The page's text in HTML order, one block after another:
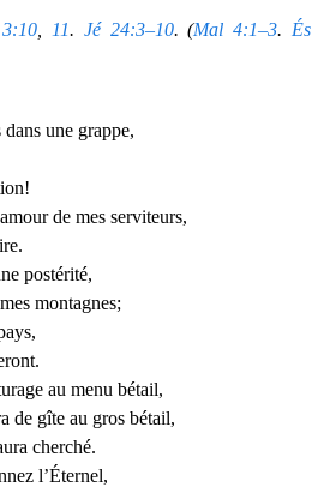
11. Jé 24:3–10. (Mal 4:1–3. És
une grappe,
de mes serviteurs,
postérité,
montagnes;
au menu bétail,
de gîte au gros bétail,
cherché.
l’Éternel,